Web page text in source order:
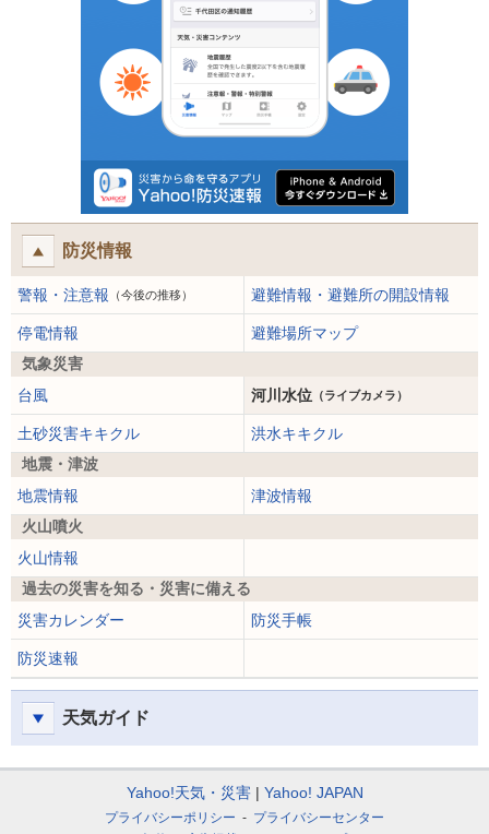
防災情報
警報・注意報 （今後の推移） 避難情報・避難所の開設情報
停電情報
避難場所マップ
気象災害
台風
河川水位 （ライブカメラ）
土砂災害キキクル
洪水キキクル
地震・津波
地震情報
津波情報
火山噴火
火山情報
過去の災害を知る・災害に備える
災害カレンダー
防災手帳
防災速報
天気ガイド
Yahoo!天気・災害 Yahoo! JAPAN
プライバシーポリシー
プライバシーセンター